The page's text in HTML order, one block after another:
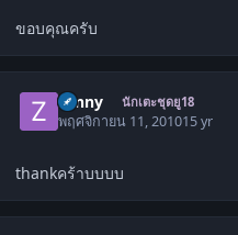
ขอบคุณครับ
zanny นักเตะชุดยู18
พฤศจิกายน 11, 201015 yr
thankคร้าบบบบ